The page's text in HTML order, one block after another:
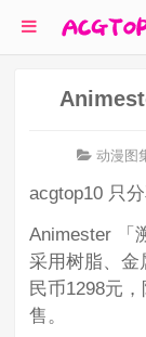
动漫图
acgtop10 只
Animester 「
采用树脂、金
民币1298元
售。